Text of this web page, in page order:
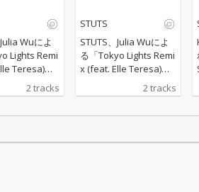
Wuによ
Lights Remi
Teresa)」
ー／トラッ
リースされ
2 tracks
STUTS
STUTS、Julia Wuによ
る「Tokyo Lights Remi
x (feat. Elle Teresa)」
ロデューサー／トラッ
2 tracks